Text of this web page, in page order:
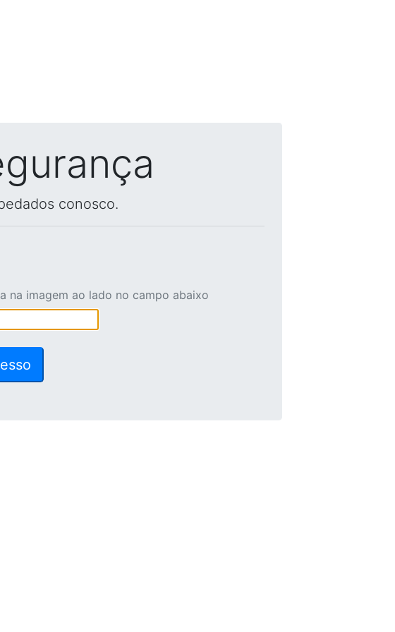
conosco.
na imagem ao lado no campo abaixo